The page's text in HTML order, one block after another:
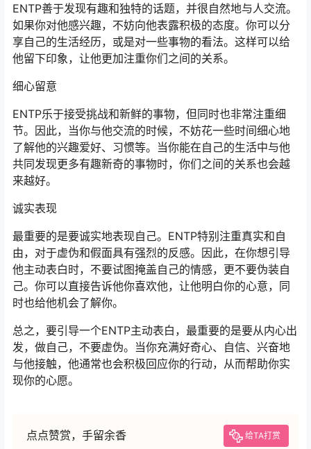
ENTP善于发现有趣和独特的话题，并很自然地与人交流。
如果你对他感兴趣，不妨向他表露积极的态度。你可以分
享自己的生活经历，或是对一些事物的看法。这样可以给
他留下印象，让他更加注重你们之间的关系。
细心留意
ENTP乐于接受挑战和新鲜的事物，但同时也非常注重细
节。因此，当你与他交流的时候，不妨花一些时间细心地
了解他的兴趣爱好、习惯等。当你能在自己的生活中与他
共同发现更多有趣新奇的事物时，你们之间的关系也会越
来越好。
诚实表现
最重要的是要诚实地表现自己。ENTP特别注重真实和自
由，对于虚伪和假面具有强烈的反感。因此，在你想引导
他主动表白时，不要试图掩盖自己的情感，更不要伪装自
己。你可以直接告诉他你喜欢他，让他明白你的心意，同
时也给他机会了解你。
总之，要引导一个ENTP主动表白，最重要的是要从内心出
发，做自己，不要虚伪。当你充满好奇心、自信、兴奋地
与他接触，他通常也会积极回应你的行动，从而帮助你实
现你的心愿。
点点赞赏，手留余香 给TA打赏